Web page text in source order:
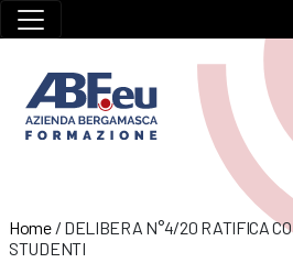
Home/ DELIBERA N°4/20 RATIFICA
STUDENTI